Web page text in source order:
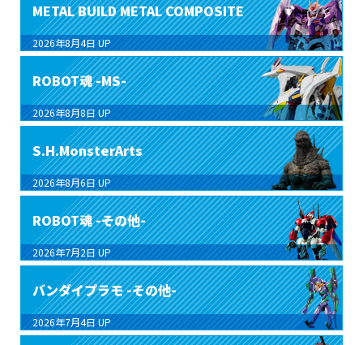
METAL BUILD METAL COMPOSITE
2026年8月4日 UP
ROBOT魂 -MS-
2026年8月8日 UP
S.H.MonsterArts
2026年8月6日 UP
ROBOT魂 -その他-
2026年7月2日 UP
バンダイプラモ -その他-
2026年7月4日 UP